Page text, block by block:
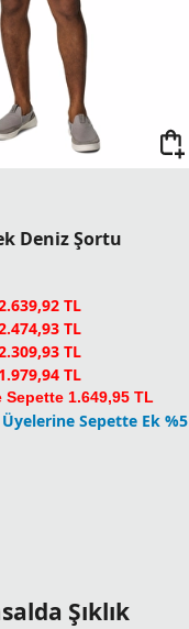
Deniz Şortu
TL
TL
TL
TL
1.649,95 TL
Sepette Ek %5
Şıklık